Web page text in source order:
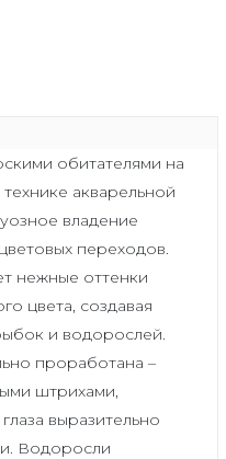
обитателями на
акварельной
владение
переходов.
нежные оттенки
цвета, создавая
и водорослей.
проработана –
штрихами,
выразительно
Водоросли